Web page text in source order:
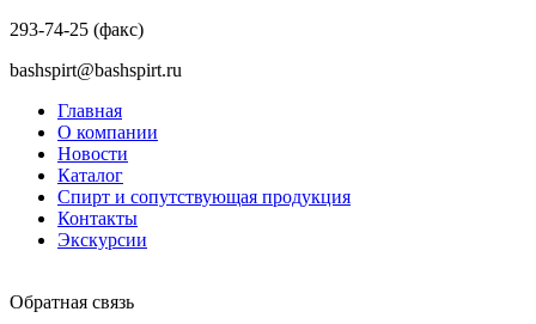
293-74-25 (факс)
bashspirt@bashspirt.ru
Главная
О компании
Новости
Каталог
Спирт и сопутствующая продукция
Контакты
Экскурсии
Обратная связь